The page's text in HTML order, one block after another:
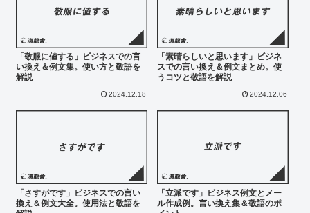
「敬服に値する」ビジネスでの言
い換え＆例文集。使い方と敬語を
解説
2024.12.18
「素晴らしいと思います」ビジネ
スでの言い換え＆例文まとめ。使
うコツと敬語を解説
2024.12.06
「さすがです」ビジネスでの言い
換え＆例文大全。使用法と敬語を
「立派です」ビジネス例文とメー
ル作成例。言い換え集＆敬語のポ